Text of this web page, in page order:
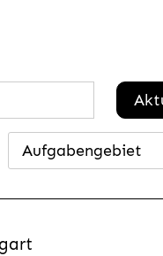
Aufgabengebiet